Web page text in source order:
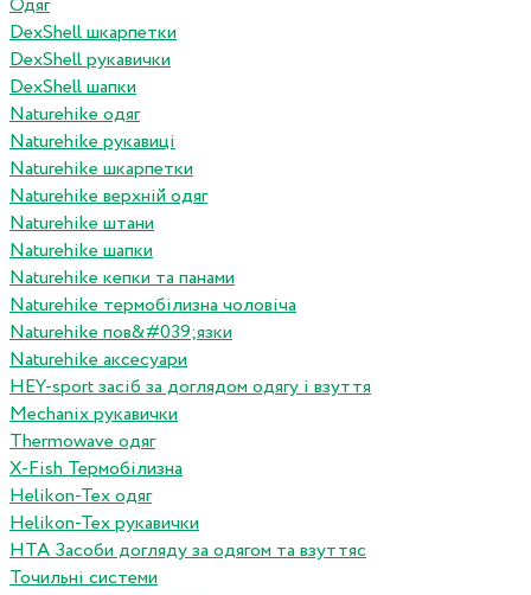
Одяг
DexShell шкарпетки
DexShell рукавички
DexShell шапки
Naturehike одяг
Naturehike рукавиці
Naturehike шкарпетки
Naturehike верхній одяг
Naturehike штани
Naturehike шапки
Naturehike кепки та панами
Naturehike термобілизна чоловіча
Naturehike пов&#039;язки
Naturehike аксесуари
HEY-sport засіб за доглядом одягу і взуття
Mechanix рукавички
Thermowave одяг
X-Fish Термобілизна
Helikon-Tex одяг
Helikon-Tex рукавички
HTA Засоби догляду за одягом та взуттяс
Точильні системи